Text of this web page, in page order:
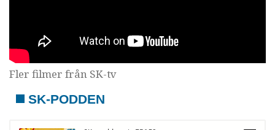
Fler filmer från SK-tv
SK-PODDEN